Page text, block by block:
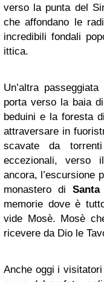
verso la punta del
che affondano le
incredibili fondali
ittica.
Un’altra
porta verso la baia
beduini e la foresta
attraversare in
scavate da
eccezionali, verso
ancora, l’escursione
monastero di Santa
memorie dove è
vide Mosè. Mosè
ricevere da Dio le
Anche oggi i